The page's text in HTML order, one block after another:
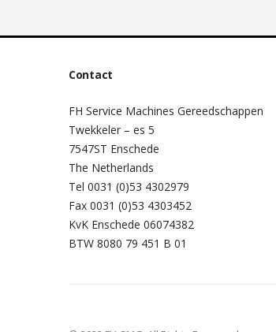
Contact
FH Service Machines Gereedschappen
Twekkeler – es 5
7547ST Enschede
The Netherlands
Tel 0031 (0)53 4302979
Fax 0031 (0)53 4303452
KvK Enschede 06074382
BTW 8080 79 451 B 01